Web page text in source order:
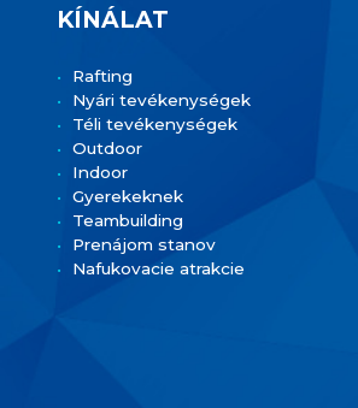
KÍNÁLAT
Rafting
Nyári tevékenységek
Téli tevékenységek
Outdoor
Indoor
Gyerekeknek
Teambuilding
Prenájom stanov
Nafukovacie atrakcie